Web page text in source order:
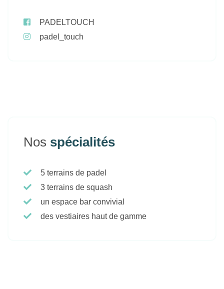
PADELTOUCH
padel_touch
Nos spécialités
5 terrains de padel
3 terrains de squash
un espace bar convivial
des vestiaires haut de gamme